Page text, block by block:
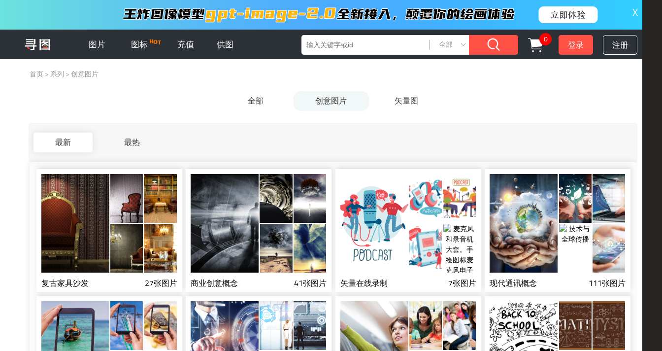
X
图片 图标 充值 供图 全部
0
登录 注册
首页 > 系列 > 创意图片
全部 创意图片 矢量图
最新 最热
复古家具沙发 27张图片 商业创意概念 41张图片 矢量在线录制 7张图片 现代通讯概念 111张图片